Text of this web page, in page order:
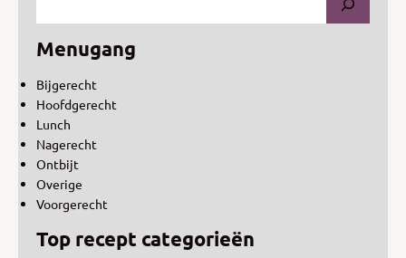
Menugang
Bijgerecht
Hoofdgerecht
Lunch
Nagerecht
Ontbijt
Overige
Voorgerecht
Top recept categorieën